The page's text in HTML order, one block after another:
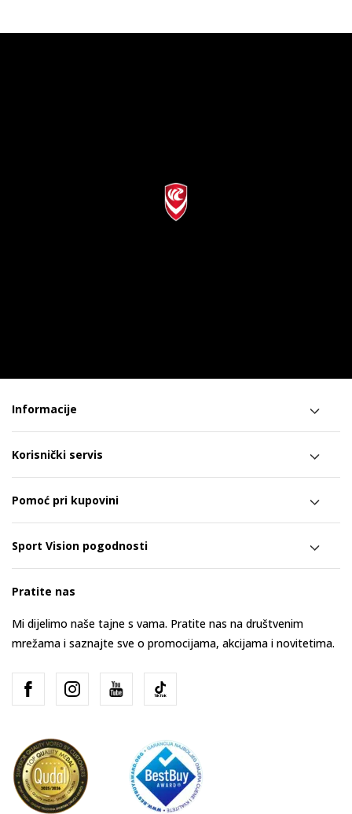
Informacije
Korisnički servis
Pomoć pri kupovini
Sport Vision pogodnosti
Pratite nas
Mi dijelimo naše tajne s vama. Pratite nas na društvenim
mrežama i saznajte sve o promocijama, akcijama i novitetima.